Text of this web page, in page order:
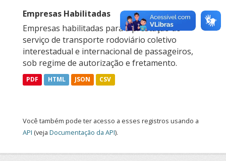
Empresas Habilitadas
Empresas habilitadas para a prestação do
serviço de transporte rodoviário coletivo
interestadual e internacional de passageiros,
sob regime de autorização e fretamento.
PDF HTML JSON CSV
Você também pode ter acesso a esses registros usando a
API (veja Documentação da API).